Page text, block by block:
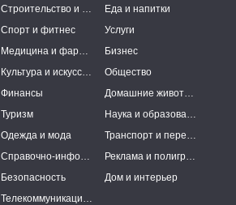
Строительство и ремонт
Еда и напитки
Спорт и фитнес
Услуги
Медицина и фармацевтика
Бизнес
Культура и искусство
Общество
Финансы
Домашние животные
Туризм
Наука и образование
Одежда и мода
Транспорт и перевозки
Справочно-информационные системы
Реклама и полиграфия
Безопасность
Дом и интерьер
Телекоммуникации и связь